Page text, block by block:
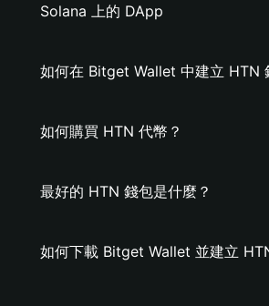
Solana 上的 DApp
如何在 Bitget Wallet 中建立 HTN
如何購買 HTN 代幣？
最好的 HTN 錢包是什麼？
如何下載 Bitget Wallet 並建立